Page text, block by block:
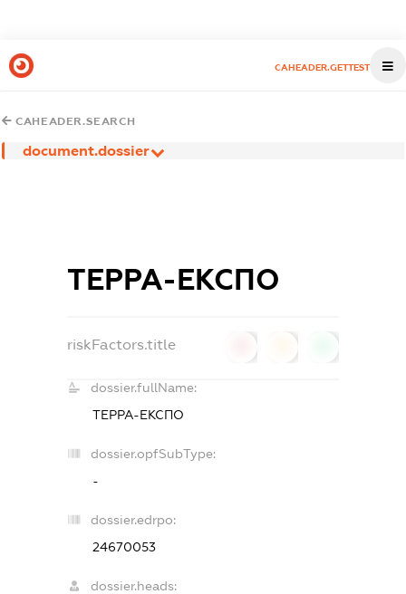
CAHEADER.GETTEST
CAHEADER.SEARCH
document.dossier
ТЕРРА-ЕКСПО
riskFactors.title
dossier.fullName:
ТЕРРА-ЕКСПО
dossier.opfSubType:
-
dossier.edrpo:
24670053
dossier.heads: